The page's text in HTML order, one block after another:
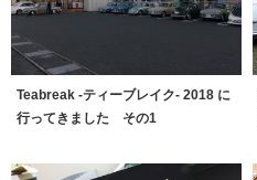
Teabreak -ティーブレイク- 2018 に
行ってきました その1